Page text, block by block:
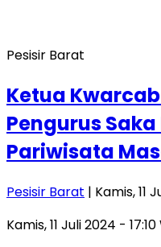
Pesisir Barat
Ketua
Pengurus
Pariwisata
Pesisir Barat | Kamis, 11
Kamis, 11 Juli 2024 - 17:10